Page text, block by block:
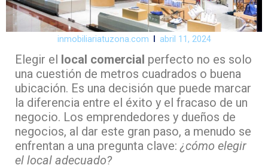
inmobiliariatuzona.com abril 11, 2024
Elegir el local comercial perfecto no es solo
una cuestión de metros cuadrados o buena
ubicación. Es una decisión que puede marcar
la diferencia entre el éxito y el fracaso de un
negocio. Los emprendedores y dueños de
negocios, al dar este gran paso, a menudo se
enfrentan a una pregunta clave: ¿cómo elegir
el local adecuado?